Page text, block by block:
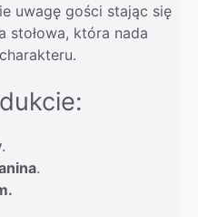
uwagę gości stając się
stołowa, która nada
.
.